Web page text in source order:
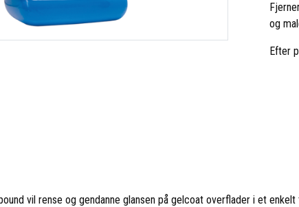
og
Efter
vil rense og gendanne glansen på gelcoat overflader i et enkelt